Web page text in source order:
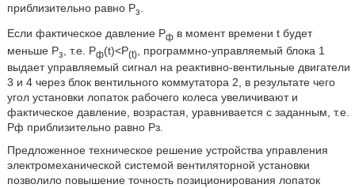
приблизительно равно Рз
Если фактическое давление Pф в момент времени t будет
меньше Pз , т.е. Pф(t)<P(t)
, программно-управляемый блока 1
выдает управляемый сигнал на реактивно-вентильные двигатели
3 и 4 через блок вентильного коммутатора 2, в результате чего
угол установки лопаток рабочего колеса увеличивают и
фактическое давление, возрастая, уравнивается с заданным, т.е.
Pф приблизительно равно Pз.
Предложенное техническое решение устройства управления
электромеханической системой вентиляторной установки
позволило повышение точность позиционирования лопаток